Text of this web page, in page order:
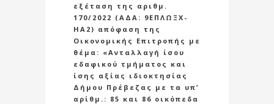
εξέταση της αριθμ.
170/2022 (ΑΔΑ: 9ΕΠΛΩΞΧ-
ΗΑ2) απόφαση της
Οικονομικής Επιτροπής με
θέμα: «Ανταλλαγή ίσου
εδαφικού τμήματος και
ίσης αξίας ιδιοκτησίας
Δήμου Πρέβεζας με τα υπ’
αρίθμ.: 85 και 86 οικόπεδα